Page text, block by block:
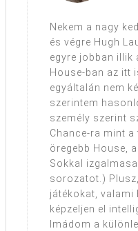
Nekem a nagy
és végre Hugh
egyre jobban illik
House-ban az itt
egyáltalán nem
szerintem
személy szerint
Chance-ra mint
öregebb House,
Sokkal
sorozatot.)
játékokat,
képzeljen el
Imádom a